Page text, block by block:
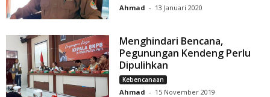
Ahmad - 13 Januari 2020
Menghindari Bencana,
Pegunungan Kendeng Perlu
Dipulihkan
Kebencanaan
Ahmad - 15 November 2019